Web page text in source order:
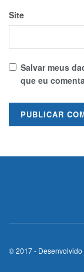
Site
Salvar meus
que eu
© 2017 - Desenvolvido